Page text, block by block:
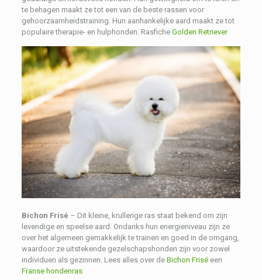
te behagen maakt ze tot een van de beste rassen voor
gehoorzaamheidstraining. Hun aanhankelijke aard maakt ze tot
populaire therapie- en hulphonden. Rasfiche Golden Retriever
Bichon Frisé – Dit kleine, krullerige ras staat bekend om zijn
levendige en speelse aard. Ondanks hun energieniveau zijn ze
over het algemeen gemakkelijk te trainen en goed in de omgang,
waardoor ze uitstekende gezelschapshonden zijn voor zowel
individuen als gezinnen. Lees alles over de Bichon Friséeen
Franse hondenras